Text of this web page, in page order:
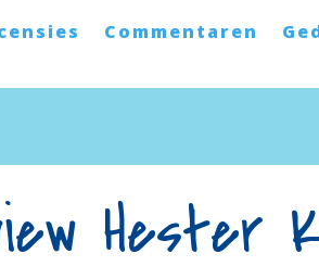
Commentaren
Hester